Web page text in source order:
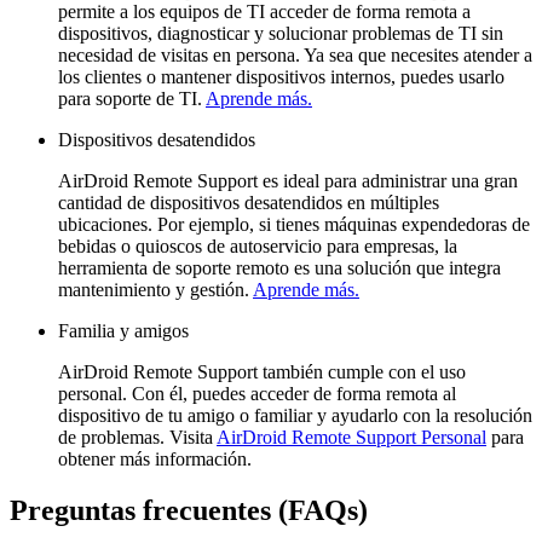
permite a los equipos de TI acceder de forma remota a
dispositivos, diagnosticar y solucionar problemas de TI sin
necesidad de visitas en persona. Ya sea que necesites atender a
los clientes o mantener dispositivos internos, puedes usarlo
para soporte de TI. Aprende más.
Dispositivos desatendidos
AirDroid Remote Support es ideal para administrar una gran
cantidad de dispositivos desatendidos en múltiples
ubicaciones. Por ejemplo, si tienes máquinas expendedoras de
bebidas o quioscos de autoservicio para empresas, la
herramienta de soporte remoto es una solución que integra
mantenimiento y gestión. Aprende más.
Familia y amigos
AirDroid Remote Support también cumple con el uso
personal. Con él, puedes acceder de forma remota al
dispositivo de tu amigo o familiar y ayudarlo con la resolución
de problemas. Visita AirDroid Remote Support Personal para
obtener más información.
Preguntas frecuentes (FAQs)